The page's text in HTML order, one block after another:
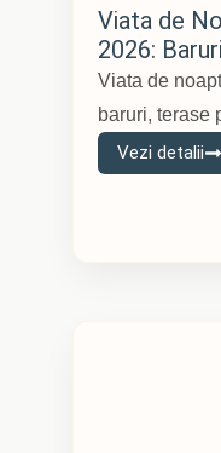
Viata de
2026:
Viata de
baruri, terase
Vezi detalii